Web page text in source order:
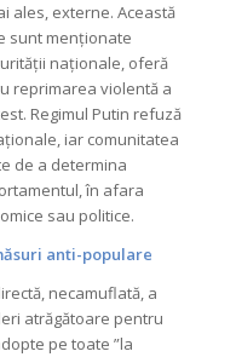
ales, externe. Această
sunt menționate
naționale, oferă
reprimarea violentă a
Regimul Putin refuză
iar comunitatea
de a determina
în afara
sau politice.
anti-populare
necamuflată, a
atrăgătoare pentru
pe toate ”la